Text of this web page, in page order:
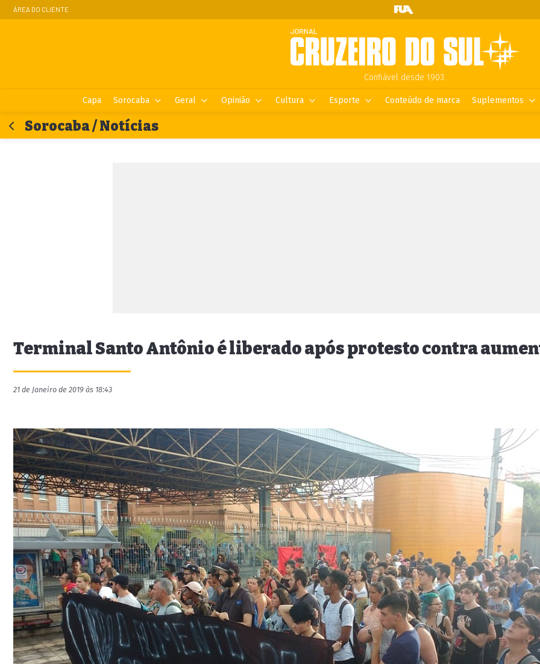
ÁREA DO CLIENTE
Confiável desde 1903.
Capa Sorocaba Geral Opinião Cultura Esporte Conteúdo de marca Suplementos
Sorocaba / Notícias
Terminal Santo Antônio é liberado após protesto contra
21 de Janeiro de 2019 às 18:43